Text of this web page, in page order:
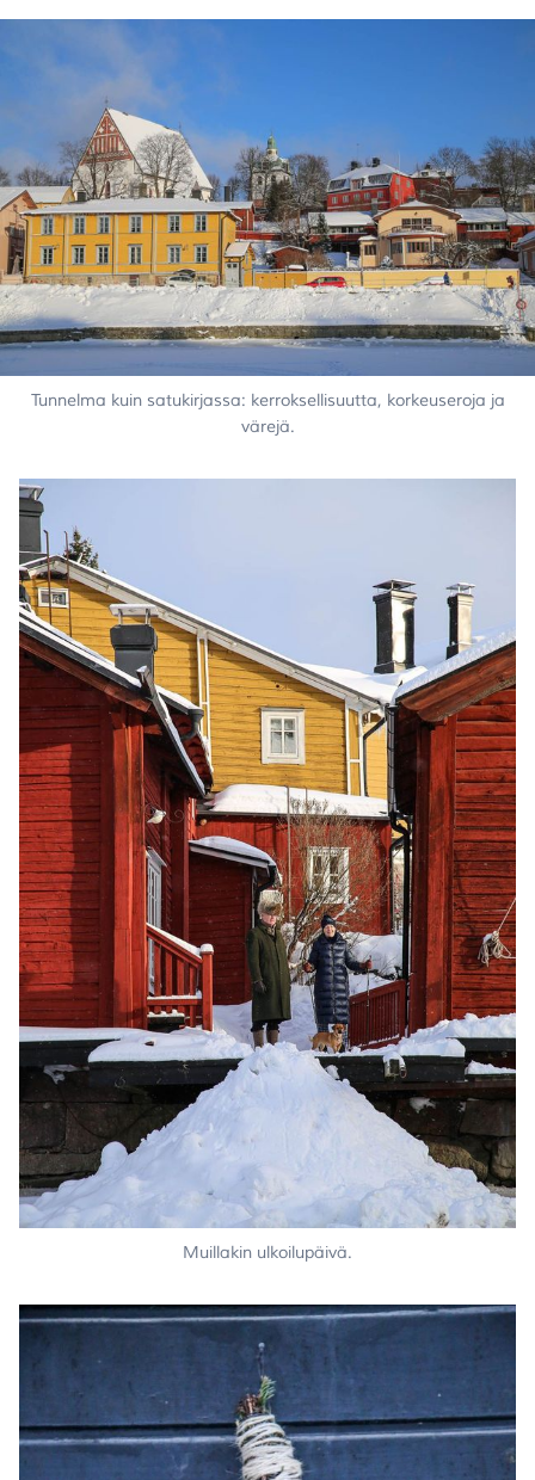
Tunnelma kuin satukirjassa: kerroksellisuutta, korkeuseroja ja
värejä.
Muillakin ulkoilupäivä.